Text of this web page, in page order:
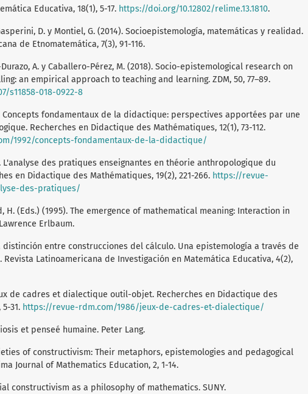
Educativa, 18(1), 5-17. https://doi.org/10.12802/relime.13.1810.
D. y Montiel, G. (2014). Socioepistemología, matemáticas y realidad.
de Etnomatemática, 7(3), 91-116.
A. y Caballero-Pérez, M. (2018). Socio-epistemological research on
an empirical approach to teaching and learning. ZDM, 50, 77–89.
s11858-018-0922-8
Concepts fondamentaux de la didactique: perspectives apportées par une
Recherches en Didactique des Mathématiques, 12(1), 73-112.
1992/concepts-fondamentaux-de-la-didactique/
L'analyse des pratiques enseignantes en théorie anthropologique du
en Didactique des Mathématiques, 19(2), 221-266. https://revue-
des-pratiques/
H. (Eds.) (1995). The emergence of mathematical meaning: Interaction in
Erlbaum.
distinción entre construcciones del cálculo. Una epistemología a través de
Latinoamericana de Investigación en Matemática Educativa, 4(2),
de cadres et dialectique outil-objet. Recherches en Didactique des
31. https://revue-rdm.com/1986/jeux-de-cadres-et-dialectique/
et penseé humaine. Peter Lang.
of constructivism: Their metaphors, epistemologies and pedagogical
Journal of Mathematics Education, 2, 1-14.
constructivism as a philosophy of mathematics. SUNY.